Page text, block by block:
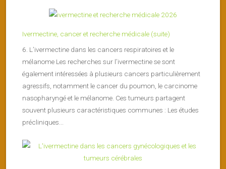
Ivermectine, cancer et recherche médicale (suite)
6. L’ivermectine dans les cancers respiratoires et le
mélanome Les recherches sur l’ivermectine se sont
également intéressées à plusieurs cancers particulièrement
agressifs, notamment le cancer du poumon, le carcinome
nasopharyngé et le mélanome. Ces tumeurs partagent
souvent plusieurs caractéristiques communes : Les études
précliniques...